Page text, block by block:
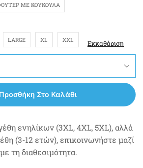
ΜΕ ΚΟΥΚΟΎΛΑ
LARGE XL XXL Εκκαθάριση
Προσθήκη Στο Καλάθι
ενηλίκων (3XL, 4XL, 5XL), αλλά
(3-12 ετών), επικοινωνήστε μαζί
τη διαθεσιμότητα.